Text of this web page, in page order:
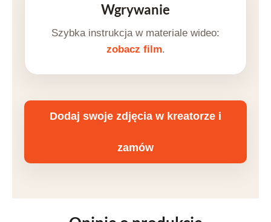
Wgrywanie
Szybka instrukcja w materiale wideo:
zobacz film.
Dodaj swoje zdjęcia w kreatorze i
zamów